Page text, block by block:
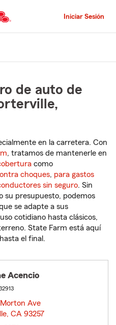
al
contenido
principal
Iniciar Sesión
de auto de
en la carretera. Con
, tratamos de mantenerle en
como
choques, para gastos
sin seguro. Sin
su presupuesto, podemos
se adapte a sus
cotidiano hasta clásicos,
State Farm está aquí
el final.
Acencio
Ave
CA 93257